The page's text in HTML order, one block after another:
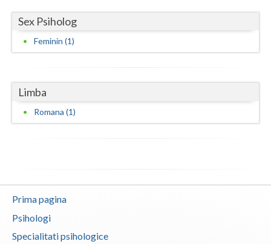
Neamt
Olt
Satu-Mare
Teleorman
Timis
Sex Psiholog
Feminin (1)
Limba
Romana (1)
Prima pagina
Psihologi
Specialitati psihologice